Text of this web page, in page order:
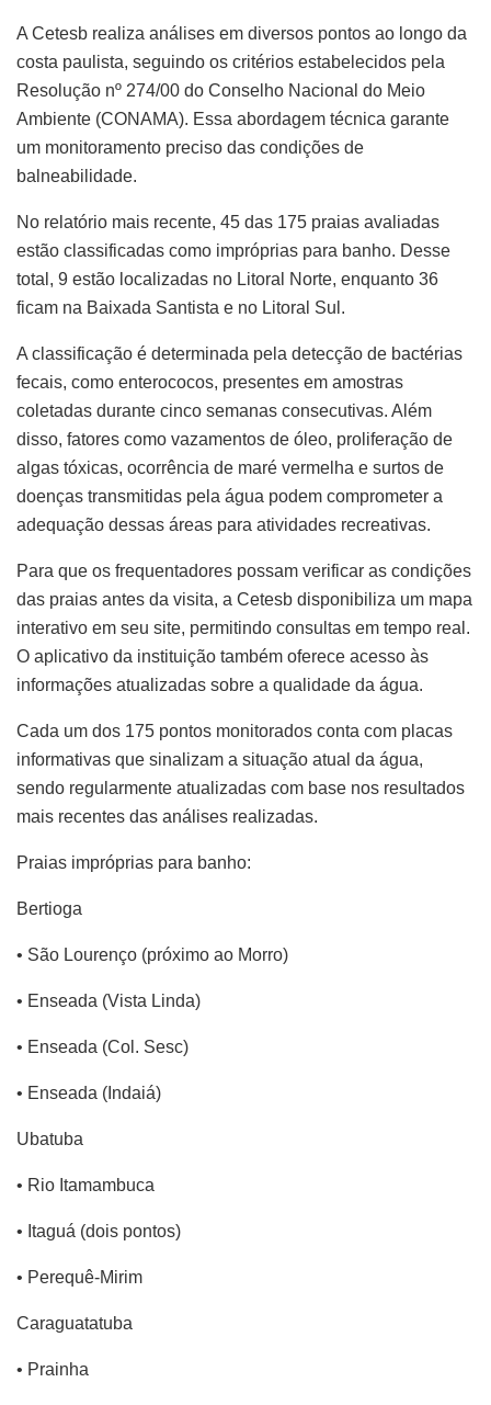
A Cetesb realiza análises em diversos pontos ao longo da
costa paulista, seguindo os critérios estabelecidos pela
Resolução nº 274/00 do Conselho Nacional do Meio
Ambiente (CONAMA). Essa abordagem técnica garante
um monitoramento preciso das condições de
balneabilidade.
No relatório mais recente, 45 das 175 praias avaliadas
estão classificadas como impróprias para banho. Desse
total, 9 estão localizadas no Litoral Norte, enquanto 36
ficam na Baixada Santista e no Litoral Sul.
A classificação é determinada pela detecção de bactérias
fecais, como enterococos, presentes em amostras
coletadas durante cinco semanas consecutivas. Além
disso, fatores como vazamentos de óleo, proliferação de
algas tóxicas, ocorrência de maré vermelha e surtos de
doenças transmitidas pela água podem comprometer a
adequação dessas áreas para atividades recreativas.
Para que os frequentadores possam verificar as condições
das praias antes da visita, a Cetesb disponibiliza um mapa
interativo em seu site, permitindo consultas em tempo real.
O aplicativo da instituição também oferece acesso às
informações atualizadas sobre a qualidade da água.
Cada um dos 175 pontos monitorados conta com placas
informativas que sinalizam a situação atual da água,
sendo regularmente atualizadas com base nos resultados
mais recentes das análises realizadas.
Praias impróprias para banho:
Bertioga
• São Lourenço (próximo ao Morro)
• Enseada (Vista Linda)
• Enseada (Col. Sesc)
• Enseada (Indaiá)
Ubatuba
• Rio Itamambuca
• Itaguá (dois pontos)
• Perequê-Mirim
Caraguatatuba
• Prainha